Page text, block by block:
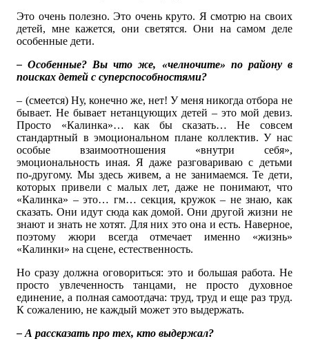
Это очень полезно. Это очень круто. Я смотрю на своих
детей, мне кажется, они светятся. Они на самом деле
особенные дети.
– Особенные? Вы что же, «челночите» по району в
поисках детей с суперспособностями?
– (смеется) Ну, конечно же, нет! У меня никогда отбора не
бывает. Не бывает нетанцующих детей – это мой девиз.
Просто «Калинка»… как бы сказать… Не совсем
стандартный в эмоциональном плане коллектив. У нас
особые взаимоотношения «внутри себя»,
эмоциональность иная. Я даже разговариваю с детьми
по-другому. Мы здесь живем, а не занимаемся. Те дети,
которых привели с малых лет, даже не понимают, что
«Калинка» – это… гм… секция, кружок – не знаю, как
сказать. Они идут сюда как домой. Они другой жизни не
знают и знать не хотят. Для них это она и есть. Наверное,
поэтому жюри всегда отмечает именно «жизнь»
«Калинки» на сцене, естественность.
Но сразу должна оговориться: это и большая работа. Не
просто увлеченность танцами, не просто духовное
единение, а полная самоотдача: труд, труд и еще раз труд.
К сожалению, не каждый может это выдержать.
– А рассказать про тех, кто выдержал?